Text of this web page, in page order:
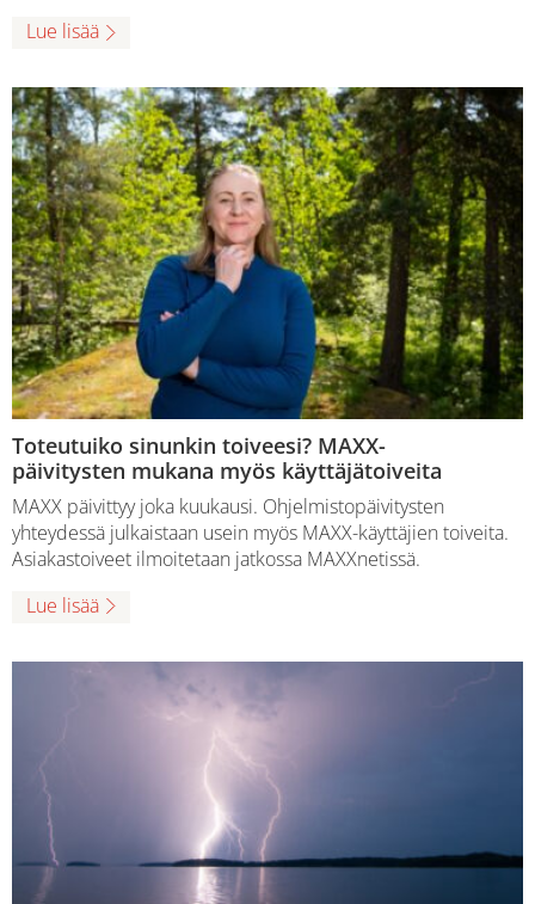
Lue lisää
Toteutuiko sinunkin toiveesi? MAXX-
päivitysten mukana myös käyttäjätoiveita
MAXX päivittyy joka kuukausi. Ohjelmistopäivitysten
yhteydessä julkaistaan usein myös MAXX-käyttäjien toiveita.
Asiakastoiveet ilmoitetaan jatkossa MAXXnetissä.
Lue lisää